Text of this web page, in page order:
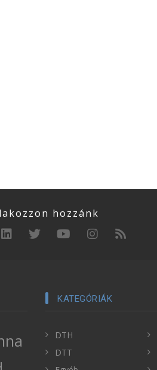
hozzánk
KATEGÓRIÁK
DTH
DTT